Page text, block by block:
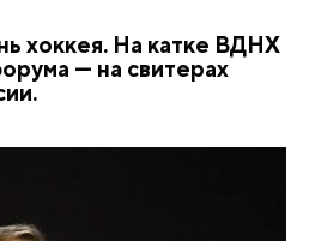
хоккея. На катке ВДНХ
— на свитерах